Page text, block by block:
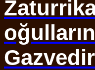
Gazvedir